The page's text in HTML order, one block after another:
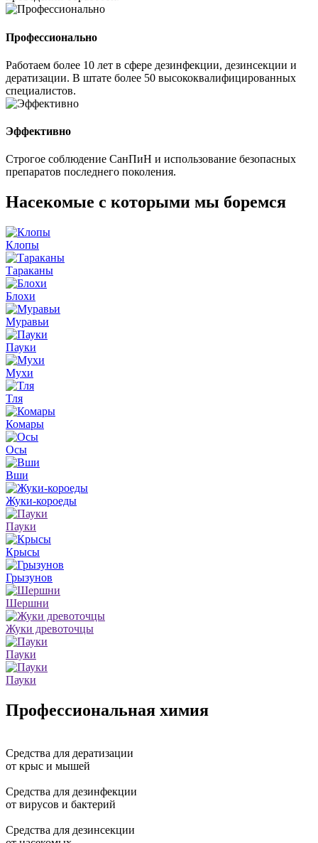
Профессионально
Работаем более 10 лет в сфере дезинфекции, дезинсекции и
дератизации. В штате более 50 высококвалифицированных
специалистов.
Эффективно
Строгое соблюдение СанПиН и использование безопасных
препаратов последнего поколения.
Насекомые с которыми мы боремся
Клопы
Тараканы
Блохи
Муравьи
Пауки
Мухи
Тля
Комары
Осы
Вши
Жуки-короеды
Пауки
Крысы
Грызунов
Шершни
Жуки древоточцы
Пауки
Пауки
Профессиональная химия
Средства для дератизации
от крыс и мышей
Средства для дезинфекции
от вирусов и бактерий
Средства для дезинсекции